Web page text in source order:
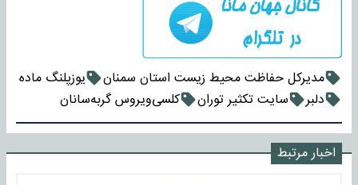
مدیرکل حفاظت محیط زیست استان سمنان
یوزپلنگ ماده
دلبر
سایت تکثیر توران کلسی‌ویروس گربه‌سانان
اخبار مرتبط